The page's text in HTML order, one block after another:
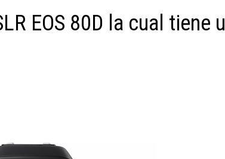
EOS 80D la cual tiene